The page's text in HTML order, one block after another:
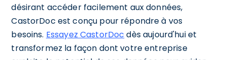
désirant accéder facilement aux données,
CastorDoc est conçu pour répondre à vos
besoins. Essayez CastorDoc dès aujourd'hui et
transformez la façon dont votre entreprise